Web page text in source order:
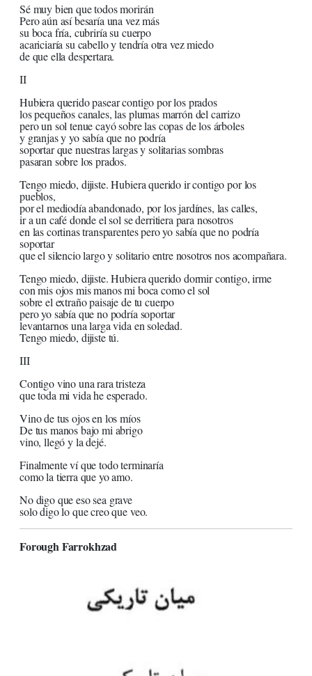
Sé muy bien que todos morirán
Pero aún así besaría una vez más
su boca fría, cubriría su cuerpo
acariciaría su cabello y tendría otra vez miedo
de que ella despertara.
II
Hubiera querido pasear contigo por los prados
los pequeños canales, las plumas marrón del carrizo
pero un sol tenue cayó sobre las copas de los árboles
y granjas y yo sabía que no podría
soportar que nuestras largas y solitarias sombras
pasaran sobre los prados.
Tengo miedo, dijiste. Hubiera querido ir contigo por los
pueblos,
por el mediodía abandonado, por los jardínes, las calles,
ir a un café donde el sol se derritiera para nosotros
en las cortinas transparentes pero yo sabía que no podría
soportar
que el silencio largo y solitario entre nosotros nos acompañara.
Tengo miedo, dijiste. Hubiera querido dormir contigo, irme
con mis ojos mis manos mi boca como el sol
sobre el extraño paisaje de tu cuerpo
pero yo sabía que no podría soportar
levantarnos una larga vida en soledad.
Tengo miedo, dijiste tú.
III
Contigo vino una rara tristeza
que toda mi vida he esperado.
Vino de tus ojos en los míos
De tus manos bajo mi abrigo
vino, llegó y la dejé.
Finalmente ví que todo terminaría
como la tierra que yo amo.
No digo que eso sea grave
solo digo lo que creo que veo.
Forough Farrokhzad